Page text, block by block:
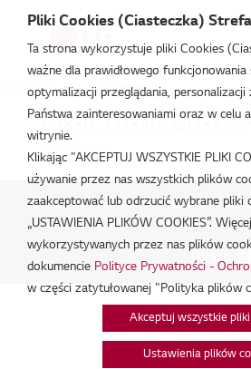
Strefa Klimatyzacji /UT36R
lut 19, 2026
Polityka Prywatności - Ochrona
Zarządzaj zgodami na pliki cookie
Połącz:
Pliki Cookies (Ciasteczka)
Ta strona wykorzystuje pliki Cookies
ważne dla prawidłowego
optymalizacji przeglądania,
Państwa zainteresowaniami oraz w celu
witrynie.
Klikając "AKCEPTUJ WSZYSTKIE PLIKI
używanie przez nas wszystkich plików
zaakceptować lub odrzucić wybrane pliki
„USTAWIENIA PLIKÓW COOKIES”.
wykorzystywanych przez nas plików
dokumencie Polityce Prywatności -
w części zatytułowanej "Polityka plików
Akceptuj wszystkie pliki
Ustawienia plików